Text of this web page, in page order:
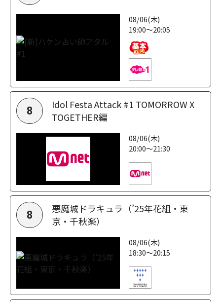
08/06(木)
19:00～20:05
8
Idol Festa Attack #1 TOMORROW X
TOGETHER編
08/06(木)
20:00～21:30
8
悪魔城ドラキュラ（’25年花組・東
京・千秋楽）
08/06(木)
18:30～20:15